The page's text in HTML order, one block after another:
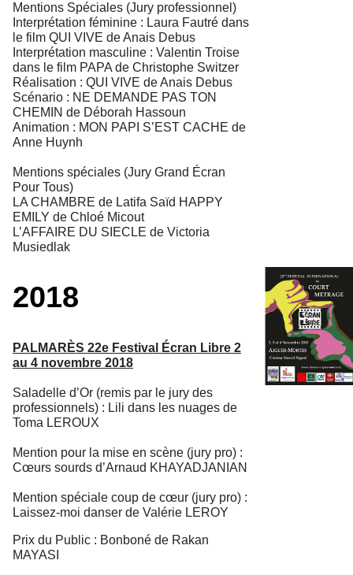
Mentions Spéciales (Jury professionnel)
Interprétation féminine : Laura Fautré dans
le film QUI VIVE de Anais Debus
Interprétation masculine : Valentin Troise
dans le film PAPA de Christophe Switzer
Réalisation : QUI VIVE de Anais Debus
Scénario : NE DEMANDE PAS TON
CHEMIN de Déborah Hassoun
Animation : MON PAPI S’EST CACHE de
Anne Huynh
Mentions spéciales (Jury Grand Écran
Pour Tous)
LA CHAMBRE de Latifa Saïd HAPPY
EMILY de Chloé Micout
L’AFFAIRE DU SIECLE de Victoria
Musiedlak
2018
PALMARÈS 22e Festival Écran Libre 2
au 4 novembre 2018
Saladelle d’Or (remis par le jury des
professionnels) : Lili dans les nuages de
Toma LEROUX
Mention pour la mise en scène (jury pro) :
Cœurs sourds d’Arnaud KHAYADJANIAN
Mention spéciale coup de cœur (jury pro) :
Laissez-moi danser de Valérie LEROY
Prix du Public : Bonboné de Rakan
MAYASI